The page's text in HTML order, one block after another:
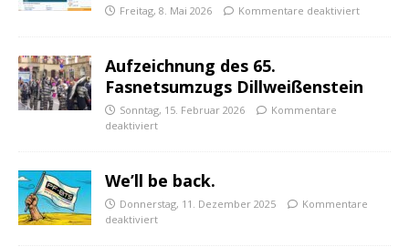
Freitag, 8. Mai 2026 Kommentare deaktiviert
Aufzeichnung des 65.
Fasnetsumzugs Dillweißenstein
Sonntag, 15. Februar 2026
Kommentare
deaktiviert
We’ll be back.
Donnerstag, 11. Dezember 2025
Kommentare
deaktiviert